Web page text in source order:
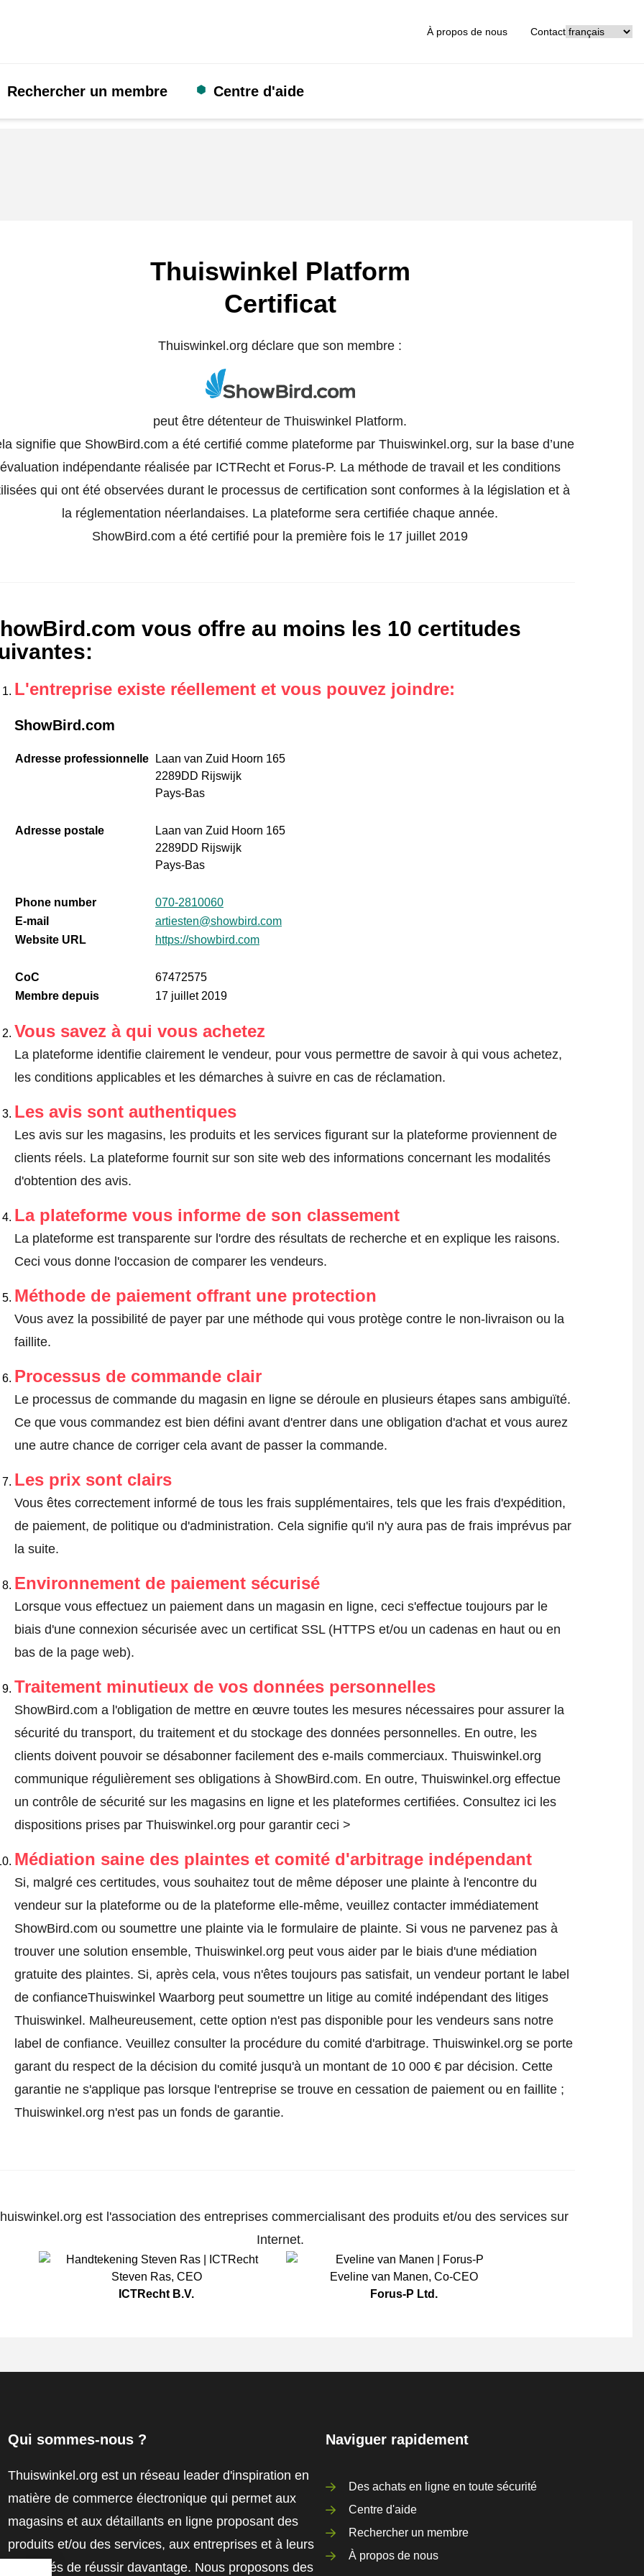
À propos de nous Contact
Rechercher un membre Centre d'aide
Thuiswinkel Platform
Certificat
Thuiswinkel.org déclare que son membre :
peut être détenteur de Thuiswinkel Platform.
signifie que ShowBird.com a été certifié comme plateforme par Thuiswinkel.org, sur la base d’une
évaluation indépendante réalisée par ICTRecht et Forus-P. La méthode de travail et les conditions
qui ont été observées durant le processus de certification sont conformes à la législation et à
la réglementation néerlandaises. La plateforme sera certifiée chaque année.
ShowBird.com a été certifié pour la première fois le 17 juillet 2019
vous offre au moins les 10 certitudes
:
L'entreprise existe réellement et vous pouvez joindre:
ShowBird.com
Adresse professionnelle
Laan van Zuid Hoorn 165
2289DD Rijswijk
Pays-Bas
Adresse postale
Laan van Zuid Hoorn 165
2289DD Rijswijk
Pays-Bas
Phone number
070-2810060
E-mail
artiesten@showbird.com
Website URL
https://showbird.com
CoC
67472575
Membre depuis
17 juillet 2019
Vous savez à qui vous achetez
La plateforme identifie clairement le vendeur, pour vous permettre de savoir à qui vous achetez,
les conditions applicables et les démarches à suivre en cas de réclamation.
Les avis sont authentiques
Les avis sur les magasins, les produits et les services figurant sur la plateforme proviennent de
clients réels. La plateforme fournit sur son site web des informations concernant les modalités
d'obtention des avis.
La plateforme vous informe de son classement
La plateforme est transparente sur l'ordre des résultats de recherche et en explique les raisons.
Ceci vous donne l'occasion de comparer les vendeurs.
Méthode de paiement offrant une protection
Vous avez la possibilité de payer par une méthode qui vous protège contre le non-livraison ou la
faillite.
Processus de commande clair
Le processus de commande du magasin en ligne se déroule en plusieurs étapes sans ambiguïté.
Ce que vous commandez est bien défini avant d'entrer dans une obligation d'achat et vous aurez
une autre chance de corriger cela avant de passer la commande.
Les prix sont clairs
Vous êtes correctement informé de tous les frais supplémentaires, tels que les frais d'expédition,
de paiement, de politique ou d'administration. Cela signifie qu'il n'y aura pas de frais imprévus par
la suite.
Environnement de paiement sécurisé
Lorsque vous effectuez un paiement dans un magasin en ligne, ceci s'effectue toujours par le
biais d'une connexion sécurisée avec un certificat SSL (HTTPS et/ou un cadenas en haut ou en
bas de la page web).
Traitement minutieux de vos données personnelles
ShowBird.com a l'obligation de mettre en œuvre toutes les mesures nécessaires pour assurer la
sécurité du transport, du traitement et du stockage des données personnelles. En outre, les
clients doivent pouvoir se désabonner facilement des e-mails commerciaux. Thuiswinkel.org
communique régulièrement ses obligations à ShowBird.com. En outre, Thuiswinkel.org effectue
un contrôle de sécurité sur les magasins en ligne et les plateformes certifiées. Consultez ici les
dispositions prises par Thuiswinkel.org pour garantir ceci >
Médiation saine des plaintes et comité d'arbitrage indépendant
Si, malgré ces certitudes, vous souhaitez tout de même déposer une plainte à l'encontre du
vendeur sur la plateforme ou de la plateforme elle-même, veuillez contacter immédiatement
ShowBird.com ou soumettre une plainte via le formulaire de plainte. Si vous ne parvenez pas à
trouver une solution ensemble, Thuiswinkel.org peut vous aider par le biais d'une médiation
gratuite des plaintes. Si, après cela, vous n'êtes toujours pas satisfait, un vendeur portant le label
de confianceThuiswinkel Waarborg peut soumettre un litige au comité indépendant des litiges
Thuiswinkel. Malheureusement, cette option n'est pas disponible pour les vendeurs sans notre
label de confiance. Veuillez consulter la procédure du comité d'arbitrage. Thuiswinkel.org se porte
garant du respect de la décision du comité jusqu'à un montant de 10 000 € par décision. Cette
garantie ne s'applique pas lorsque l'entreprise se trouve en cessation de paiement ou en faillite ;
Thuiswinkel.org n'est pas un fonds de garantie.
est l'association des entreprises commercialisant des produits et/ou des services sur
Internet.
Steven Ras, CEO
ICTRecht B.V.
Eveline van Manen, Co-CEO
Forus-P Ltd.
Qui sommes-nous ?
Thuiswinkel.org est un réseau leader d'inspiration en
matière de commerce électronique qui permet aux
magasins et aux détaillants en ligne proposant des
produits et/ou des services, aux entreprises et à leurs
employés de réussir davantage. Nous proposons des
Naviguer rapidement
Des achats en ligne en toute sécurité
Centre d'aide
Rechercher un membre
À propos de nous